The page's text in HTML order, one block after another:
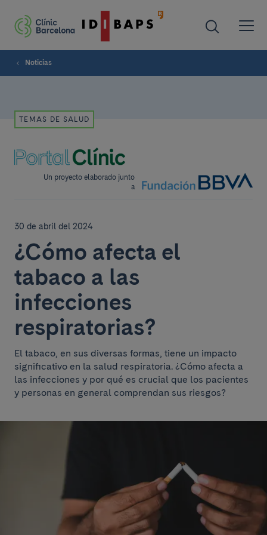
Noticias
Un proyecto elaborado junto
a
TEMAS DE SALUD
30 de abril del 2024
¿Cómo afecta el
tabaco a las
infecciones
respiratorias?
El tabaco, en sus diversas formas, tiene un impacto
significativo en la salud respiratoria. ¿Cómo afecta a
las infecciones y por qué es crucial que los pacientes
y personas en general comprendan sus riesgos?